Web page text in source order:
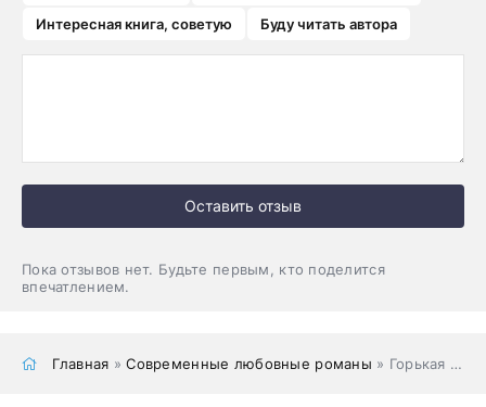
Интересная книга, советую
Буду читать автора
Оставить отзыв
Пока отзывов нет. Будьте первым, кто поделится
впечатлением.
Главная »Современные любовные романы » Горькая сладость. Часть 2